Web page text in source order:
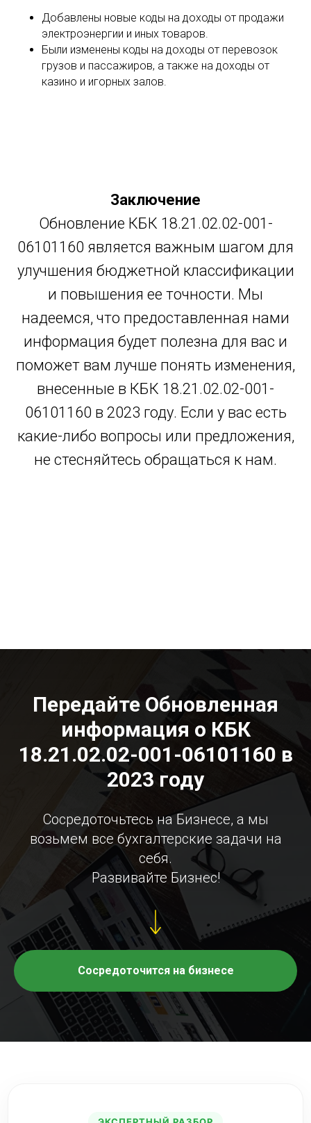
Добавлены новые коды на доходы от продажи
электроэнергии и иных товаров.
Были изменены коды на доходы от перевозок
грузов и пассажиров, а также на доходы от
казино и игорных залов.
Заключение
Обновление КБК 18.21.02.02-001-
06101160 является важным шагом для
улучшения бюджетной классификации
и повышения ее точности. Мы
надеемся, что предоставленная нами
информация будет полезна для вас и
поможет вам лучше понять изменения,
внесенные в КБК 18.21.02.02-001-
06101160 в 2023 году. Если у вас есть
какие-либо вопросы или предложения,
не стесняйтесь обращаться к нам.
Передайте Обновленная
информация о КБК
18.21.02.02-001-06101160 в
2023 году
Сосредоточьтесь на Бизнесе, а мы
возьмем все бухгалтерские задачи на
себя.
Развивайте Бизнес!
Сосредоточится на бизнесе